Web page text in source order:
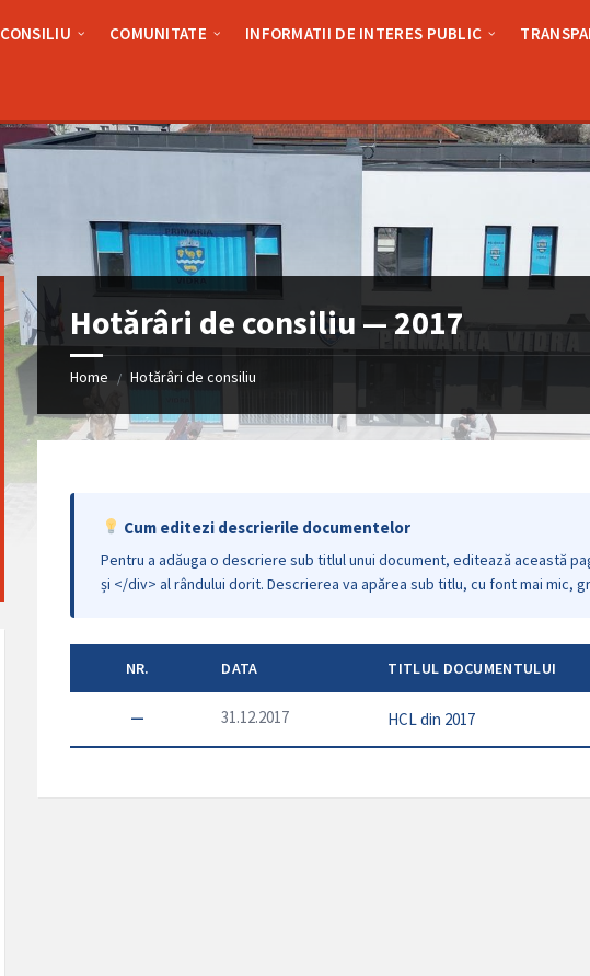
CONSILIU COMUNITATE INFORMATII DE INTERES PUBLIC
Hotărâri de consiliu — 2017
Home / Hotărâri de consiliu
Cum editezi descrierile documentelor
Pentru a adăuga o descriere sub titlul unui document, editează această
și </div> al rândului dorit. Descrierea va apărea sub titlu, cu font mai mic,
NR. DATA TITLUL DOCUMENTULUI
— 31.12.2017 HCL din 2017